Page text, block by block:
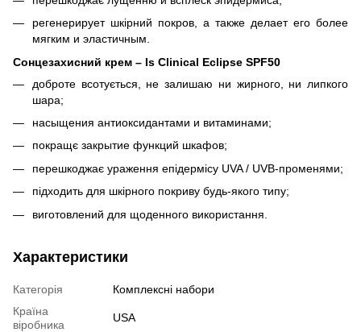
регенерирует шкірний покров, а также делает его более
мягким и эластичным.
Сонцезахисний крем – Is Clinical Eclipse SPF50
доброте всотується, не залишаю ни жирного, ни липкого
шара;
насыщения антиоксидантами и витаминами;
покращє закрытие функций шкафов;
перешкоджає ураження епідермісу UVA / UVB-променями;
підходить для шкірного покриву будь-якого типу;
виготовлений для щоденного використання.
Характеристики
Категорія
Комплексні набори
Країна
віробника
USA